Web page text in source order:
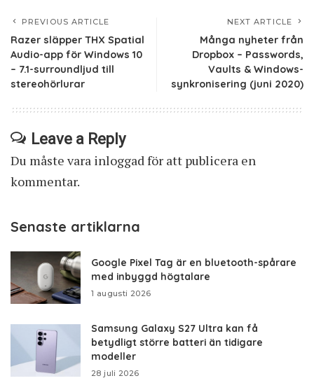
PREVIOUS ARTICLE
Razer släpper THX Spatial
Audio-app för Windows 10
– 7.1-surroundljud till
stereohörlurar
NEXT ARTICLE
Många nyheter från
Dropbox – Passwords,
Vaults & Windows-
synkronisering (juni 2020)
Leave a Reply
Du måste vara inloggadför att publicera en
kommentar.
Senaste artiklarna
Google Pixel Tag är en bluetooth-spårare
med inbyggd högtalare
1 augusti 2026
Samsung Galaxy S27 Ultra kan få
betydligt större batteri än tidigare
modeller
28 juli 2026